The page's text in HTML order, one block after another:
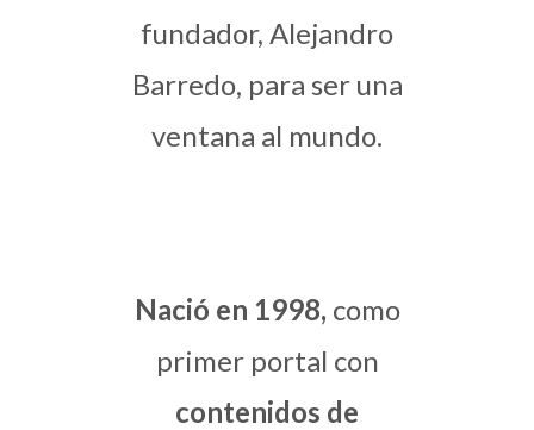
fundador, Alejandro
Barredo, para ser una
ventana al mundo.
Nació en 1998, como
primer portal con
contenidos de